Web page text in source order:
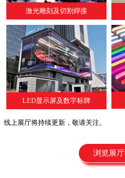
激光雕刻及切割焊接
LED显示屏及数字标牌
线上展厅将持续更新，敬请关注。
浏览展厅